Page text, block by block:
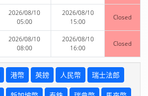
2026/08/10
05:00
2026/08/10
15:00
Closed
2026/08/10
08:00
2026/08/10
16:00
Closed
港幣 英鎊 人民幣 瑞士法郎